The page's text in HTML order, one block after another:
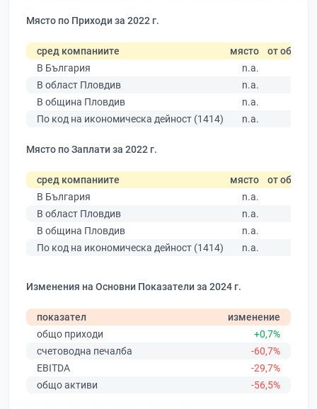
Място по Приходи за 2022 г.
сред компаниите място от общо
В България
n.a.
В област Пловдив
n.a.
В община Пловдив
n.a.
По код на икономическа дейност (1414)
n.a.
Място по Заплати за 2022 г.
сред компаниите място от общо
В България
n.a.
В област Пловдив
n.a.
В община Пловдив
n.a.
По код на икономическа дейност (1414)
n.a.
Изменения на Основни Показатели за 2024 г.
показател
изменение
общо приходи
+0,7%
счетоводна печалба
-60,7%
EBITDA
-29,7%
общо активи
-56,5%